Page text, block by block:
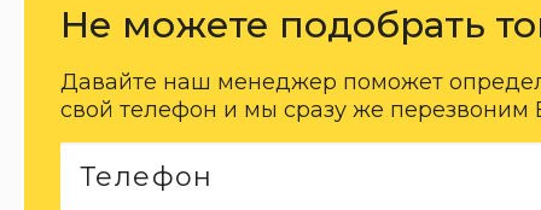
Не можете подобрать
Давайте наш менеджер поможет
свой телефон и мы сразу же перезвоним